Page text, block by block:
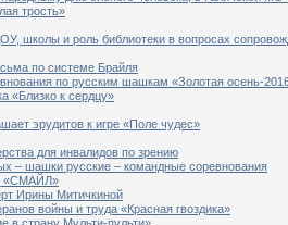
трость»
школы и роль библиотеки в вопросах
по системе Брайля
по русским шашкам «Золотая осень-
«Близко к сердцу»
эрудитов к игре «Поле чудес»
для инвалидов по зрению
– шашки русские – командные соревнования
«СМАЙЛ»
Ирины Митичкиной
войны и труда «Красная гвоздика»